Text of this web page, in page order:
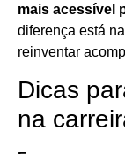
mais acessível
diferença está
reinventar
Dicas
na